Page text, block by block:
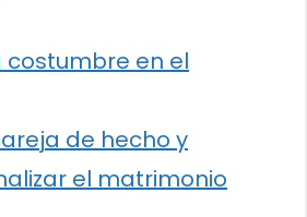
costumbre en el
de hecho y
el matrimonio